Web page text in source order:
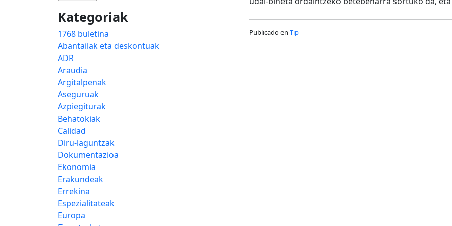
Publicado en Tip
Kategoriak
1768 buletina
Abantailak eta deskontuak
ADR
Araudia
Argitalpenak
Aseguruak
Azpiegiturak
Behatokiak
Calidad
Diru-laguntzak
Dokumentazioa
Ekonomia
Erakundeak
Errekina
Espezialitateak
Europa